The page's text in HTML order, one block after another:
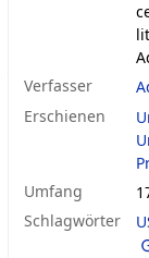
Verfasser
Erschienen
Umfang
Schlagwörter